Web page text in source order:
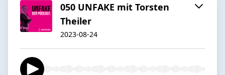
050 UNFAKE mit Torsten
Theiler
2023-08-24